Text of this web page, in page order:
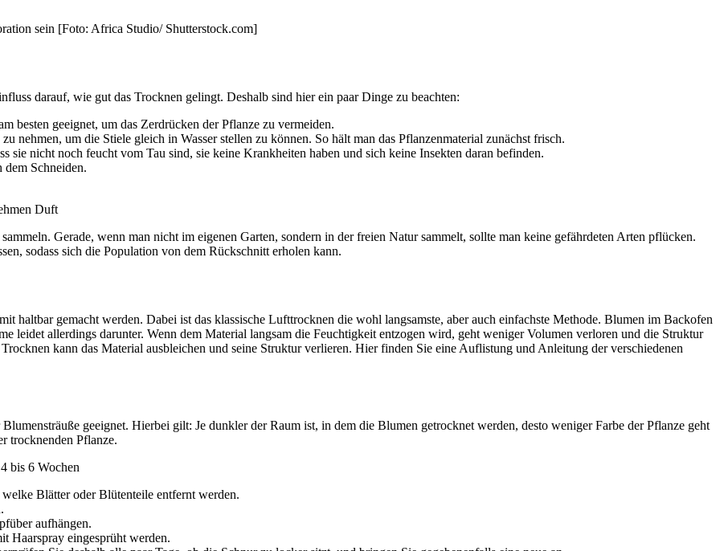
sein [Foto: Africa Studio/ Shutterstock.com]
darauf, wie gut das Trocknen gelingt. Deshalb sind hier ein paar Dinge zu beachten:
besten geeignet, um das Zerdrücken der Pflanze zu vermeiden.
nehmen, um die Stiele gleich in Wasser stellen zu können. So hält man das Pflanzenmaterial zunächst frisch.
sie nicht noch feucht vom Tau sind, sie keine Krankheiten haben und sich keine Insekten daran befinden.
Schneiden.
Duft
Gerade, wenn man nicht im eigenen Garten, sondern in der freien Natur sammelt, sollte man keine gefährdeten Arten pflücken.
sodass sich die Population von dem Rückschnitt erholen kann.
haltbar gemacht werden. Dabei ist das klassische Lufttrocknen die wohl langsamste, aber auch einfachste Methode. Blumen im Backofen
leidet allerdings darunter. Wenn dem Material langsam die Feuchtigkeit entzogen wird, geht weniger Volumen verloren und die Struktur
kann das Material ausbleichen und seine Struktur verlieren. Hier finden Sie eine Auflistung und Anleitung der verschiedenen
geeignet. Hierbei gilt: Je dunkler der Raum ist, in dem die Blumen getrocknet werden, desto weniger Farbe der Pflanze geht
trocknenden Pflanze.
bis 6 Wochen
Blätter oder Blütenteile entfernt werden.
aufhängen.
Haarspray eingesprüht werden.